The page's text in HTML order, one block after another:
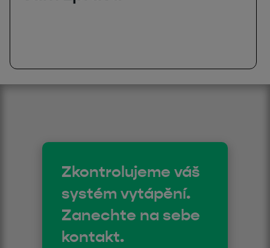
Zkontrolujeme váš
systém vytápění.
Zanechte na sebe
kontakt.